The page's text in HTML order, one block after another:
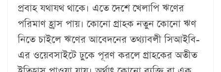
প্রবাহ যথাযথ থাকে। এতে দেশে খেলাপি ঋণের
পরিমাণ হ্রাস পায়। কোনো গ্রাহক নতুন কোনো ঋণ
নিতে চাইলে ঋণের আবেদনের তথ্যাবলী সিআইবি-
এর ওয়েবসাইটে ঢুকে পূরণ করলে গ্রাহকের অতীত